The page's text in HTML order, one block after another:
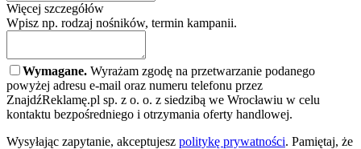
Więcej szczegółów
Wpisz np. rodzaj nośników, termin kampanii.
Wymagane. Wyrażam zgodę na przetwarzanie podanego
powyżej adresu e-mail oraz numeru telefonu przez
ZnajdźReklamę.pl sp. z o. o. z siedzibą we Wrocławiu w celu
kontaktu bezpośredniego i otrzymania oferty handlowej.
Wysyłając zapytanie, akceptujesz politykę prywatności. Pamiętaj, że